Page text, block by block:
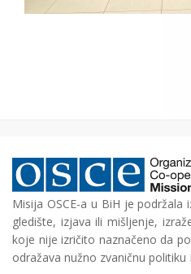
Misija OSCE-a u BiH je podržala
gledište, izjava ili mišljenje,
koje nije izričito naznačeno da
odražava nužno zvaničnu politiku